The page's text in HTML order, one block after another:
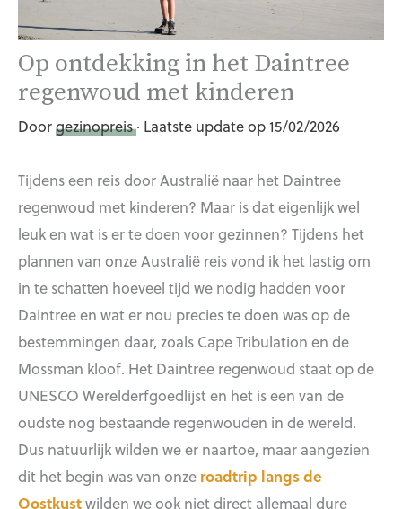
Op ontdekking in het Daintree
regenwoud met kinderen
Doorgezinopreis· Laatste update op 15/02/2026
Tijdens een reis door Australië naar het Daintree
regenwoud met kinderen? Maar is dat eigenlijk wel
leuk en wat is er te doen voor gezinnen? Tijdens het
plannen van onze Australië reis vond ik het lastig om
in te schatten hoeveel tijd we nodig hadden voor
Daintree en wat er nou precies te doen was op de
bestemmingen daar, zoals Cape Tribulation en de
Mossman kloof. Het Daintree regenwoud staat op de
UNESCO Werelderfgoedlijst en het is een van de
oudste nog bestaande regenwouden in de wereld.
Dus natuurlijk wilden we er naartoe, maar aangezien
dit het begin was van onze roadtrip langs de
Oostkustwilden we ook niet direct allemaal dure